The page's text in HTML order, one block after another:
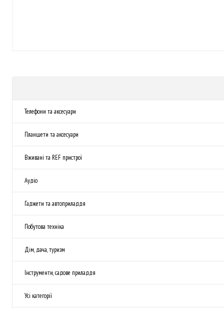
Телефони та аксесуари
Планшети та аксесуари
Вживані та REF пристрої
Аудіо
Гаджети та автоприладдя
Побутова техніка
Дім, дача, туризм
Інструменти, садове приладдя
Усі категорії